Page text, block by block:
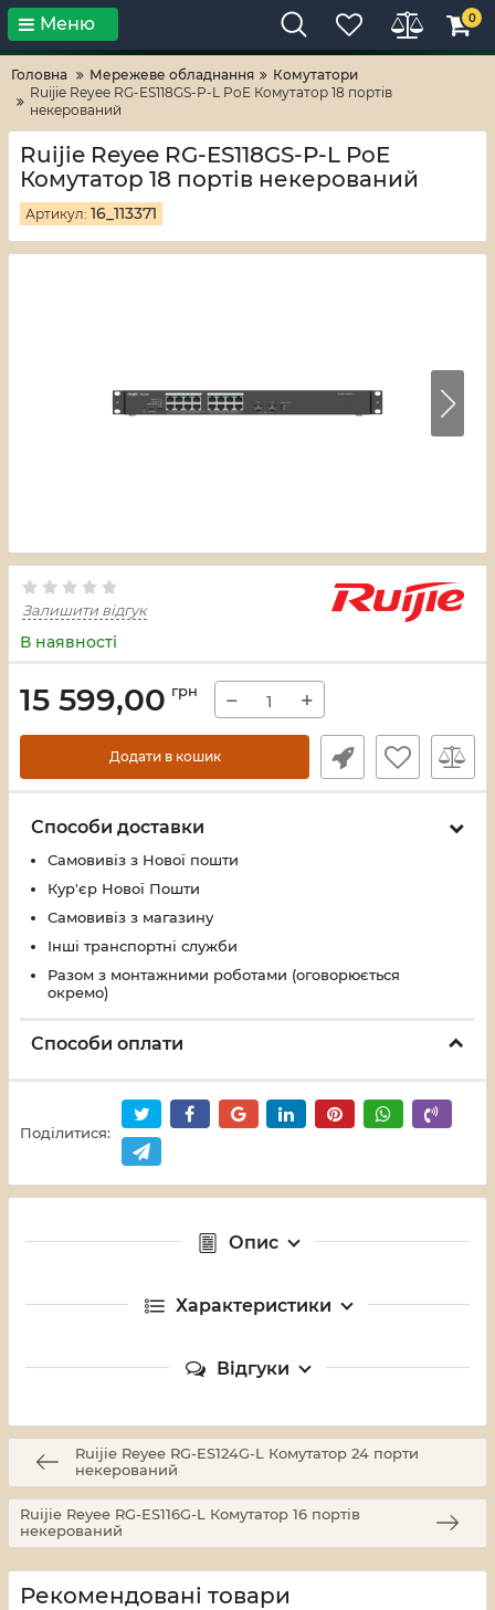
Тільки високі технології! RV-ZAFT
Меню 0
Головна Мережеве обладнання
Комутатори
Ruijie Reyee RG-ES118GS-P-L PoE Комутатор 18 портів
некерований
Ruijie Reyee RG-ES118GS-P-L PoE
Комутатор 18 портів некерований
Артикул: 16_113371
Залишити відгук
В наявності
15 599,00 грн − +
Додати в кошик
Способи доставки
Самовивіз з Нової пошти
Кур'єр Нової Пошти
Самовивіз з магазину
Інші транспортні служби
Разом з монтажними роботами (оговорюється
окремо)
Способи оплати
Поділитися:
Опис
Характеристики
Відгуки
Ruijie Reyee RG-ES124G-L Комутатор 24 порти
некерований
Ruijie Reyee RG-ES116G-L Комутатор 16 портів
некерований
Рекомендовані товари